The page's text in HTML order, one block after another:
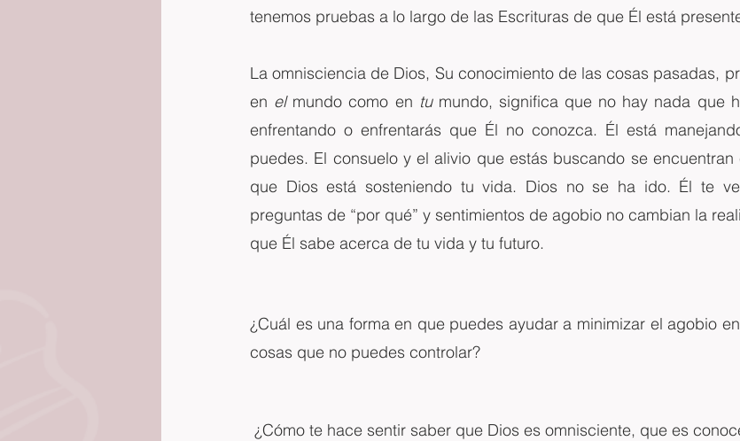
tenemos pruebas a lo largo de las Escrituras de que Él está
La omnisciencia de Dios, Su conocimiento de las cosas pasadas,
en el mundo como en tu mundo, significa que no hay nada que
enfrentando o enfrentarás que Él no conozca. Él está
puedes. El consuelo y el alivio que estás buscando se
que Dios está sosteniendo tu vida. Dios no se ha ido. Él te
preguntas de “por qué” y sentimientos de agobio no cambian la
que Él sabe acerca de tu vida y tu futuro.
¿Cuál es una forma en que puedes ayudar a minimizar el agobio
cosas que no puedes controlar?
¿Cómo te hace sentir saber que Dios es omnisciente, que es